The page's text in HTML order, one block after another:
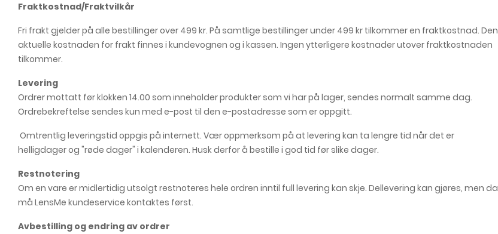
Fraktkostnad/Fraktvilkår
Fri frakt gjelder på alle bestillinger over 499 kr. På samtlige bestillinger under 499 kr tilkommer en fraktkostnad. Den
aktuelle kostnaden for frakt finnes i kundevognen og i kassen. Ingen ytterligere kostnader utover fraktkostnaden
tilkommer.
Levering
Ordrer mottatt før klokken 14.00 som inneholder produkter som vi har på lager, sendes normalt samme dag.
Ordrebekreftelse sendes kun med e-post til den e-postadresse som er oppgitt.
Omtrentlig leveringstid oppgis på internett. Vær oppmerksom på at levering kan ta lengre tid når det er
helligdager og "røde dager" i kalenderen. Husk derfor å bestille i god tid før slike dager.
Restnotering
Om en vare er midlertidig utsolgt restnoteres hele ordren inntil full levering kan skje. Dellevering kan gjøres, men da
må LensMe kundeservice kontaktes først.
Avbestilling og endring av ordrer